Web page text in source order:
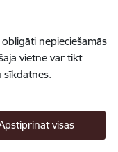
nepieciešamās
vietnē var tikt
sīkdatnes.
visas